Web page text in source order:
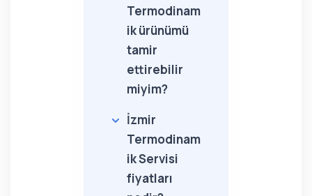
Termodinam
ik ürünümü
tamir
ettirebilir
miyim?
İzmir
Termodinam
ik Servisi
fiyatları